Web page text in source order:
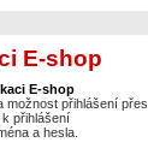
E-shop
E-shop
možnost přihlášení přes
k přihlášení
a hesla.